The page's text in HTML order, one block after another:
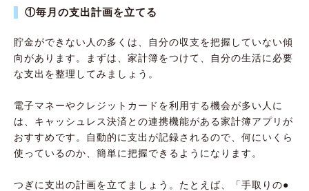
①毎月の支出計画を立てる
貯金ができない人の多くは、自分の収支を把握していない傾
向があります。まずは、家計簿をつけて、自分の生活に必要
な支出を整理してみましょう。
電子マネーやクレジットカードを利用する機会が多い人に
は、キャッシュレス決済との連携機能がある家計簿アプリが
おすすめです。自動的に支出が記録されるので、何にいくら
使っているのか、簡単に把握できるようになります。
つぎに支出の計画を立てましょう。たとえば、「手取りの●